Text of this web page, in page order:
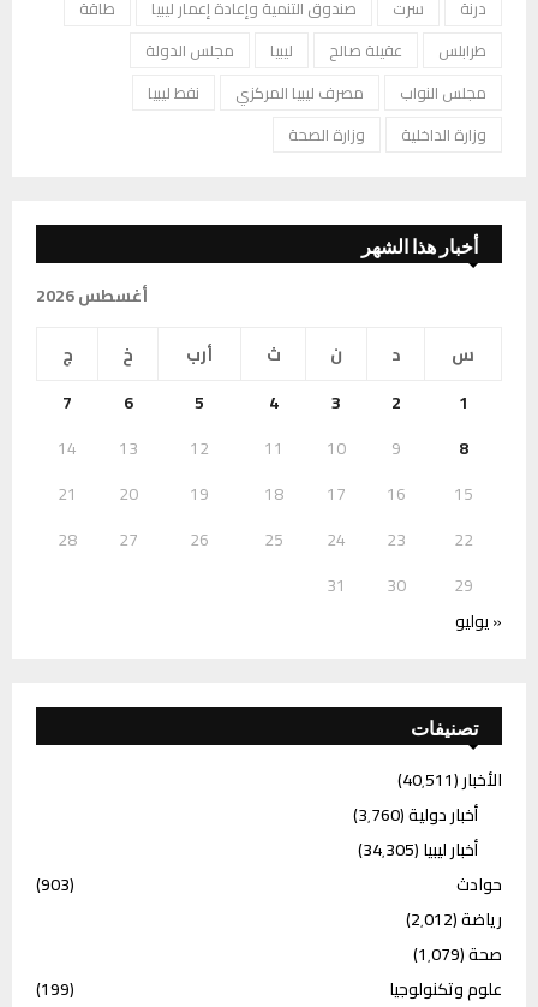
درنة
سرت صندوق التنمية وإعادة إعمار ليبيا
طاقة
طرابلس
عقيلة صالح ليبيا
مجلس الدولة
مجلس النواب
مصرف ليبيا المركزي
نفط ليبيا
وزارة الداخلية
وزارة الصحة
أخبار هذا الشهر
أغسطس 2026
س
د ن ث أرب خ
ج
1
2
3
4
5
6
7
8
9
10
11
12
13
14
15
16
17
18
19
20
21
22
23
24
25
26
27
28
29
30
31
« يوليو
تصنيفات
الأخبار(40٬511)
أخبار دولية(3٬760)
أخبار ليبيا(34٬305)
حوادث
(903)
رياضة(2٬012)
صحة(1٬079)
علوم وتكنولوجيا
(199)